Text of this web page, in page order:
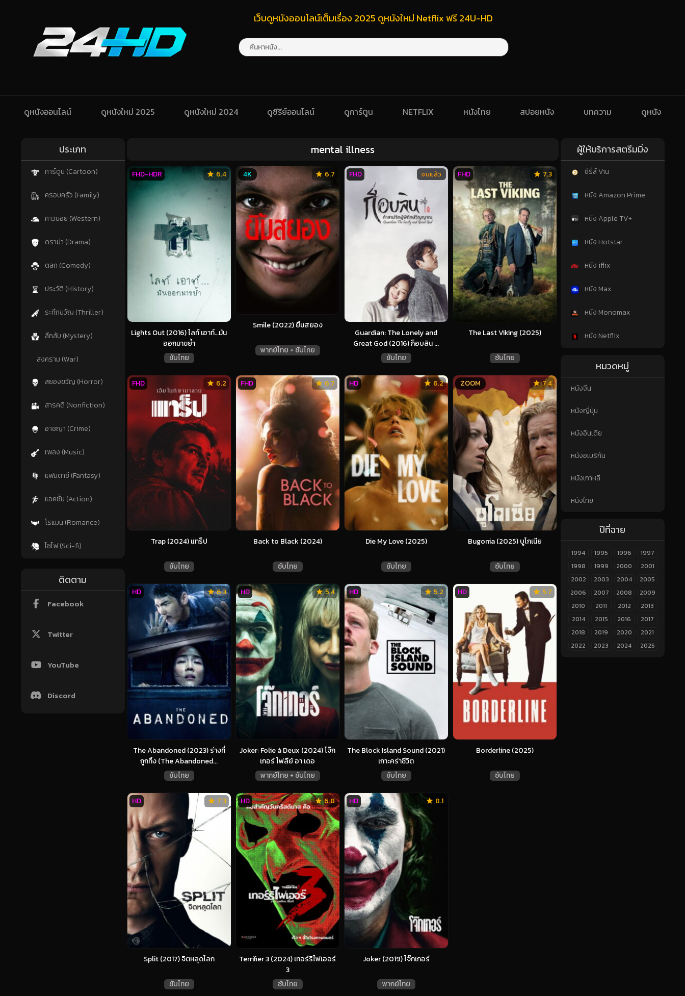
เว็บดูหนังออนไลน์เต็มเรื่อง 2025 ดูหนังใหม่ Netflix ฟรี 24U-HD
ดูหนังออนไลน์ ดูหนังใหม่ 2025 ดูหนังใหม่ 2024 ดูซีรีย์ออนไลน์ ดูการ์ตูน NETFLIX หนังไทย สปอยหนัง บทความ ดูหนัง
ประเภท
การ์ตูน (Cartoon)
ครอบครัว (Family)
คาวบอย (Western)
ดราม่า (Drama)
ตลก (Comedy)
ประวัติ (History)
ระทึกขวัญ (Thriller)
ลึกลับ (Mystery)
สงคราม (War)
สยองขวัญ (Horror)
สารคดี (Nonfiction)
อาชญา (Crime)
เพลง (Music)
แฟนตาซี (Fantasy)
แอคชั่น (Action)
โรแมน (Romance)
ไซไฟ (Sci-fi)
ติดตาม
Facebook
Twitter
YouTube
Discord
mental illness
Lights Out (2016) ไลท์ เอาท์…มัน
ออกมาขย้ำ
ซับไทย
6.4
FHD-HDR
Smile (2022) ยิ้มสยอง
พากย์ไทย + ซับไทย
6.7
4K
Guardian: The Lonely and
Great God (2016) ก็อบลิน ...
ซับไทย
จบแล้ว
FHD
The Last Viking (2025)
ซับไทย
7.3
FHD
Trap (2024) แทร็ป
ซับไทย
6.2
FHD
Back to Black (2024)
ซับไทย
6.7
FHD
Die My Love (2025)
ซับไทย
6.2
HD
Bugonia (2025) บูโกเนีย
ซับไทย
7.4
ZOOM
The Abandoned (2023) ร่างที่
ถูกทิ้ง (The Abandoned...
ซับไทย
6.3
HD
Joker: Folie à Deux (2024) โจ๊ก
เกอร์ โฟลีย์ อา เดอ
พากย์ไทย + ซับไทย
5.4
HD
The Block Island Sound (2021)
เกาะคร่าชีวิต
ซับไทย
5.2
HD
Borderline (2025)
ซับไทย
5.7
HD
Split (2017) จิตหลุดโลก
ซับไทย
7.3
HD
Terrifier 3 (2024) เทอร์ริไฟเออร์
3
ซับไทย
6.8
HD
Joker (2019) โจ๊กเกอร์
พากย์ไทย
8.1
HD
ผู้ให้บริการสตรีมมิ่ง
ซีรี่ส์ Viu
หนัง Amazon Prime
หนัง Apple TV+
หนัง Hotstar
หนัง iflix
หนัง Max
หนัง Monomax
หนัง Netflix
หมวดหมู่
หนังจีน
หนังญี่ปุ่น
หนังอินเดีย
หนังอเมริกัน
หนังเกาหลี
หนังไทย
ปีที่ฉาย
1994 1995 1996
1997
1998
1999 2000
2001
2002
2003 2004
2005
2006
2007 2008
2009
2010
2011 2012
2013
2014
2015 2016
2017
2018
2019 2020
2021
2022
2023 2024 2025